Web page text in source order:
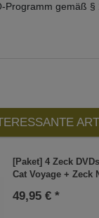
Programm gemäß §
[Paket] 4 Zeck
Cat Voyage + Zeck
49,95 € *